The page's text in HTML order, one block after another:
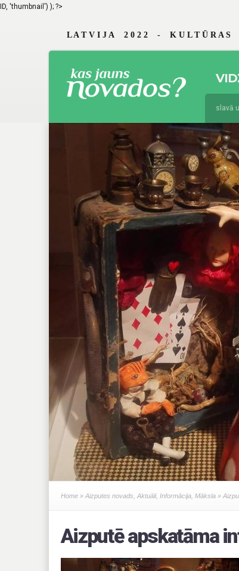
ID, 'thumbnail') ); ?>
L A T V I J A 2 0 2 2 - K U L T Ū R A S
Braslavā un
Home » Aizputes novads Aktuāli, Informācija Māksla »
Aizputē apskatāma